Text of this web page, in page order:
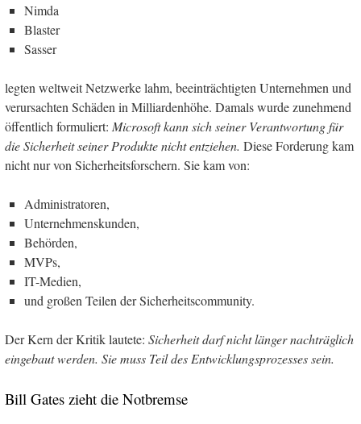
Nimda
Blaster
Sasser
legten weltweit Netzwerke lahm, beeinträchtigten Unternehmen und
verursachten Schäden in Milliardenhöhe. Damals wurde zunehmend
öffentlich formuliert: Microsoft kann sich seiner Verantwortung für
die Sicherheit seiner Produkte nicht entziehen. Diese Forderung kam
nicht nur von Sicherheitsforschern. Sie kam von:
Administratoren,
Unternehmenskunden,
Behörden,
MVPs,
IT-Medien,
und großen Teilen der Sicherheitscommunity.
Der Kern der Kritik lautete: Sicherheit darf nicht länger nachträglich
eingebaut werden. Sie muss Teil des Entwicklungsprozesses sein.
Bill Gates zieht die Notbremse